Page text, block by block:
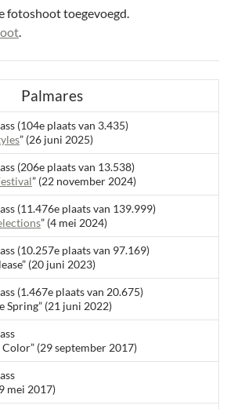
fotoshoot toegevoegd.
.
Palmares
(104e plaats van 3.435)
” (26 juni 2025)
(206e plaats van 13.538)
” (22 november 2024)
(11.476e plaats van 139.999)
” (4 mei 2024)
(10.257e plaats van 97.169)
(20 juni 2023)
(1.467e plaats van 20.675)
Spring” (21 juni 2022)
Color” (29 september 2017)
mei 2017)